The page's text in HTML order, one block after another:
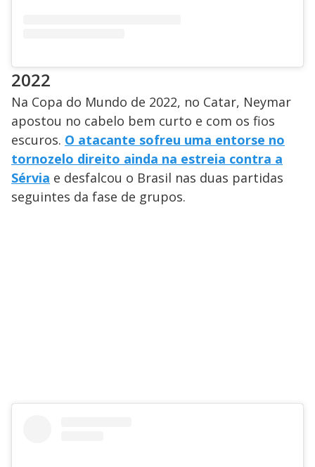
2022
Na Copa do Mundo de 2022, no Catar, Neymar
apostou no cabelo bem curto e com os fios
escuros. O atacante sofreu uma entorse no
tornozelo direito ainda na estreia contra a
Sérvia e desfalcou o Brasil nas duas partidas
seguintes da fase de grupos.